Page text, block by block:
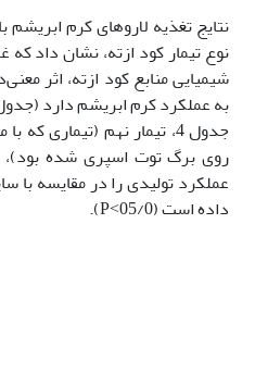
نتایج تغذیه لاروهای کرم
نوع تیمار کود ازته، نشان داد
شیمیایی منابع کود ازته، اثر
جدول 4، تیمار نهم (تیماری
روی برگ توت اسپری شده بود)،
عملکرد تولیدی را در مقایسه با
داده است (05/0˂P).